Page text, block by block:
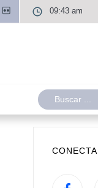
09:43 am